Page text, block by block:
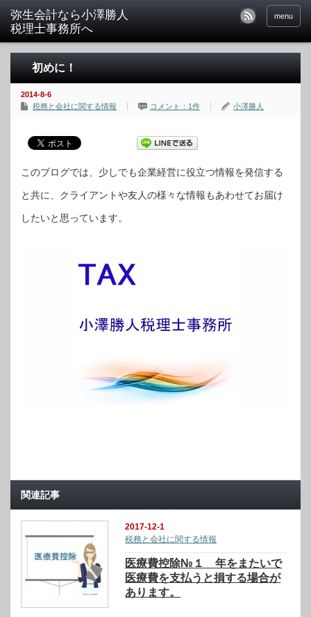
menu
初めに！
2014-8-6
税務と会社に関する情報
コメント：1件 小澤勝人
このブログでは、少しでも企業経営に役立つ情報を発信する
と共に、クライアントや友人の様々な情報もあわせてお届け
したいと思っています。
関連記事
2017-12-1
税務と会社に関する情報
医療費控除№１ 年をまたいで
医療費を支払うと損する場合が
あります。